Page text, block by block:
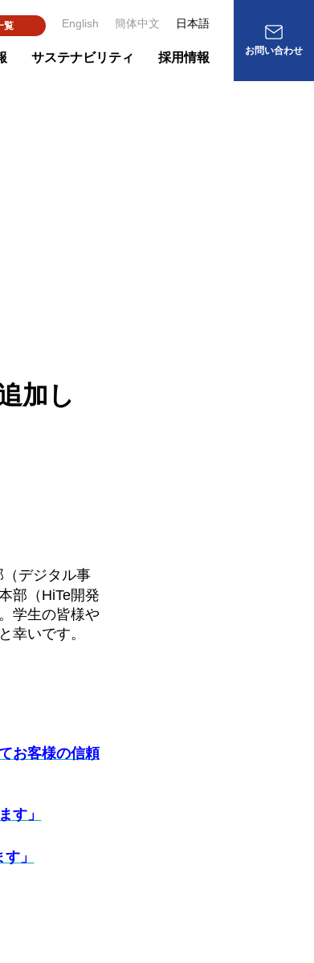
日本語
簡体中文
English
覧
サステナビリティ 採用情報 お問い合わせ
加し
デジタル事
部（HiTe開発
学生の皆様や
幸いです。
お客様の信頼
す」
」